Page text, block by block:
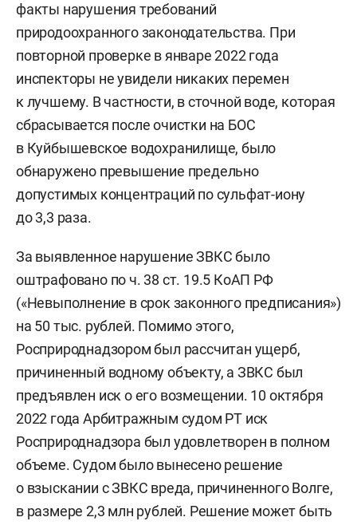
факты нарушения требований
природоохранного законодательства. При
повторной проверке в январе 2022 года
инспекторы не увидели никаких перемен
к лучшему. В частности, в сточной воде, которая
сбрасывается после очистки на БОС
в Куйбышевское водохранилище, было
обнаружено превышение предельно
допустимых концентраций по сульфат-иону
до 3,3 раза.
За выявленное нарушение ЗВКС было
оштрафовано по ч. 38 ст. 19.5 КоАП РФ
(«Невыполнение в срок законного предписания»)
на 50 тыс. рублей. Помимо этого,
Росприроднадзором был рассчитан ущерб,
причиненный водному объекту, а ЗВКС был
предъявлен иск о его возмещении. 10 октября
2022 года Арбитражным судом РТ иск
Росприроднадзора был удовлетворен в полном
объеме. Судом было вынесено решение
о взыскании с ЗВКС вреда, причиненного Волге,
в размере 2,3 млн рублей. Решение может быть